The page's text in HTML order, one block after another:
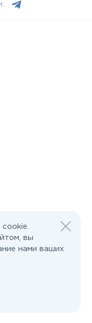
вы
нами ваших